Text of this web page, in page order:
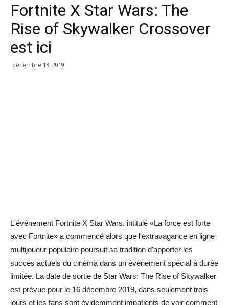
Fortnite X Star Wars: The
Rise of Skywalker Crossover
est ici
décembre 13, 2019
L'événement Fortnite X Star Wars, intitulé «La force est forte
avec Fortnite» a commencé alors que l'extravagance en ligne
multijoueur populaire poursuit sa tradition d'apporter les
succès actuels du cinéma dans un événement spécial à durée
limitée. La date de sortie de Star Wars: The Rise of Skywalker
est prévue pour le 16 décembre 2019, dans seulement trois
jours et les fans sont évidemment impatients de voir comment